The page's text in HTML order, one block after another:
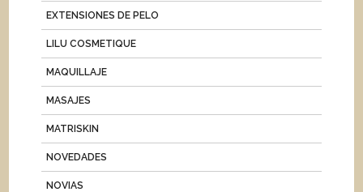
EXTENSIONES DE PELO
LILU COSMETIQUE
MAQUILLAJE
MASAJES
MATRISKIN
NOVEDADES
NOVIAS